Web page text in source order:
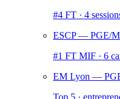
#4 FT · 4
ESCP— PGE/
#1 FT MIF · 6
EM Lyon —
Top 5 ·